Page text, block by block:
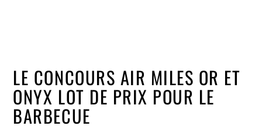
LE CONCOURS AIR MILES OR ET
ONYX LOT DE PRIX POUR LE
BARBECUE